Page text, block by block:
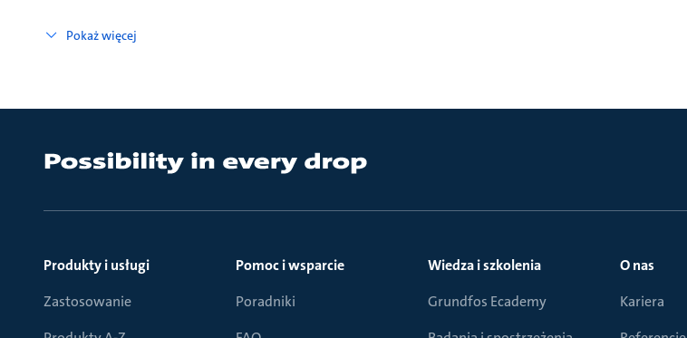
Pokaż więcej
Produkty i usługi
Zastosowanie
Pomoc i wsparcie
Poradniki
Wiedza i szkolenia
Grundfos Ecademy
O nas
Kariera